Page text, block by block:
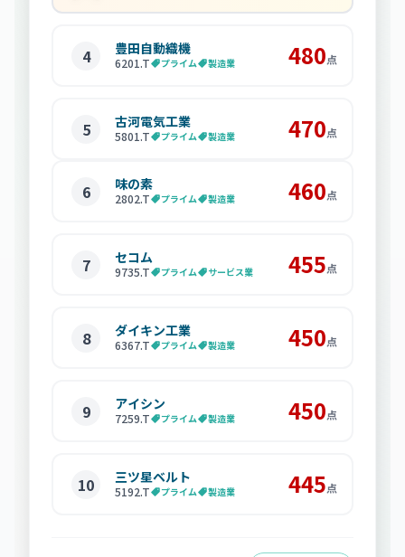
4 豊田自動織機
6201.T プライム 製造業 480点
5 古河電気工業
5801.T プライム 製造業 470点
6 味の素
2802.T プライム 製造業 460点
7 セコム
9735.T プライム サービス業 455点
8 ダイキン工業
6367.T プライム 製造業 450点
9 アイシン
7259.T プライム 製造業 450点
10 三ツ星ベルト
5192.T プライム 製造業 445点